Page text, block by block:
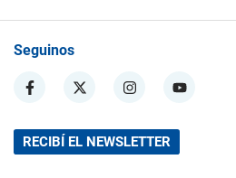
Seguinos
RECIBÍ EL NEWSLETTER